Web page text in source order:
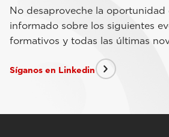
No desaproveche la oportunidad
informado sobre los siguientes
formativos y todas las últimas
Síganos en Linkedin